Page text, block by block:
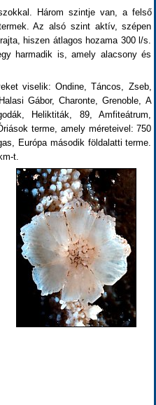
Három szintje van, a felső
Az alsó szint aktív, szépen
hiszen átlagos hozama 300 l/s.
harmadik is, amely alacsony és
viselik: Ondine, Táncos, Zseb,
Gábor, Charonte, Grenoble, A
Heliktiták, 89, Amfiteátrum,
terme, amely méreteivel: 750
Európa második földalatti terme.
t.